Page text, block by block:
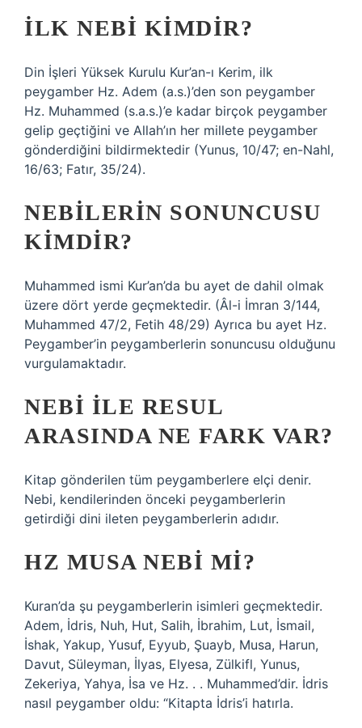
İLK NEBI KIMDIR?
Din İşleri Yüksek Kurulu Kur’an-ı Kerim, ilk
peygamber Hz. Adem (a.s.)’den son peygamber
Hz. Muhammed (s.a.s.)’e kadar birçok peygamber
gelip geçtiğini ve Allah’ın her millete peygamber
gönderdiğini bildirmektedir (Yunus, 10/47; en-Nahl,
16/63; Fatır, 35/24).
NEBILERIN SONUNCUSU
KIMDIR?
Muhammed ismi Kur’an’da bu ayet de dahil olmak
üzere dört yerde geçmektedir. (Âl-i İmran 3/144,
Muhammed 47/2, Fetih 48/29) Ayrıca bu ayet Hz.
Peygamber’in peygamberlerin sonuncusu olduğunu
vurgulamaktadır.
NEBI ILE RESUL
ARASINDA NE FARK VAR?
Kitap gönderilen tüm peygamberlere elçi denir.
Nebi, kendilerinden önceki peygamberlerin
getirdiği dini ileten peygamberlerin adıdır.
HZ MUSA NEBI MI?
Kuran’da şu peygamberlerin isimleri geçmektedir.
Adem, İdris, Nuh, Hut, Salih, İbrahim, Lut, İsmail,
İshak, Yakup, Yusuf, Eyyub, Şuayb, Musa, Harun,
Davut, Süleyman, İlyas, Elyesa, Zülkifl, Yunus,
Zekeriya, Yahya, İsa ve Hz. . . Muhammed’dir. İdris
nasıl peygamber oldu: “Kitapta İdris’i hatırla.